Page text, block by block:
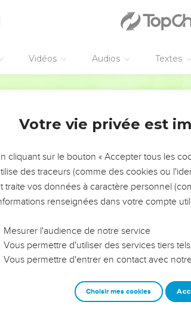
Vidéos Audios Textes
DE L’ANNÉE !
VOUS ÉVITER LES VOTRES ?
leurs réussites, leur impact, leur foi ou leur vision.
saisons difficiles qu'ils ont traversés, alors même
et responsables reviennent sur les
clés pour avancer avec plus de sagesse afin que
guidiez un ministère, une équipe, un groupe
Votre vie privée est
cliquant sur le bouton « Accepter tous les
des traceurs (comme des cookies ou
traite vos données à caractère personnel
renseignées dans votre compte
Mesurer l'audience de notre service
Vous permettre d'utiliser des services tiers
Vous permettre d'entrer en contact avec
Choisir mes cookies